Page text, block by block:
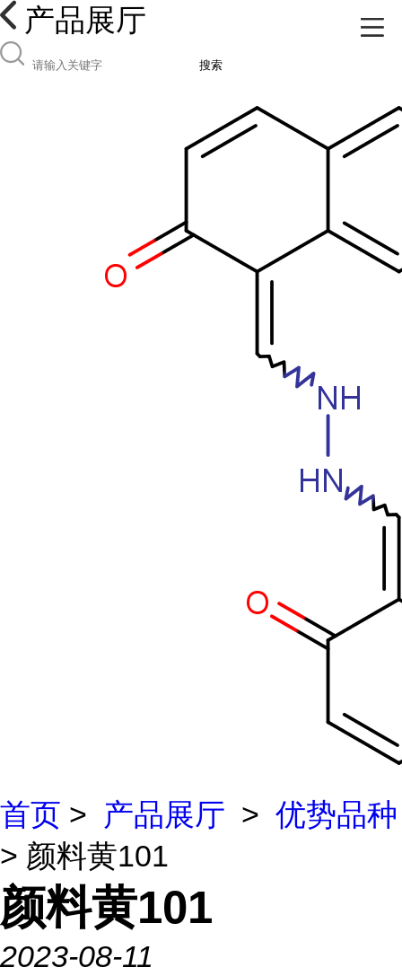
产品展厅
搜索
首页 > 产品展厅 > 优势品种
> 颜料黄101
颜料黄101
2023-08-11